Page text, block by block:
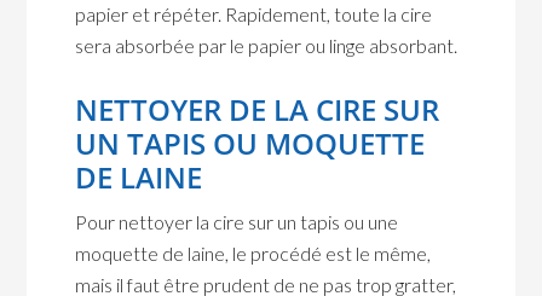
papier et répéter. Rapidement, toute la cire
sera absorbée par le papier ou linge absorbant.
NETTOYER DE LA CIRE SUR
UN TAPIS OU MOQUETTE
DE LAINE
Pour nettoyer la cire sur un tapis ou une
moquette de laine, le procédé est le même,
mais il faut être prudent de ne pas trop gratter,